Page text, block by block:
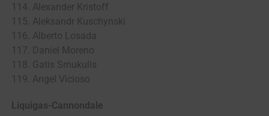
114. Alexander Kristoff
115. Aleksandr Kuschynski
116. Alberto Losada
117. Daniel Moreno
118. Gatis Smukulis
119. Angel Vicioso
Liquigas-Cannondale